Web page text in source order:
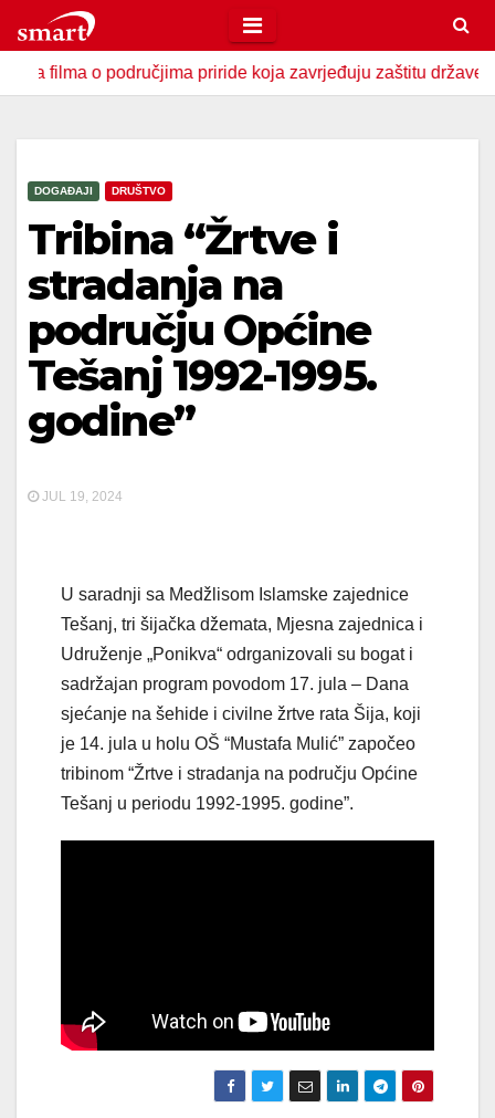
to
content
o područjima priride koja zavrjeđuju zaštitu države U
DOGAĐAJI DRUŠTVO
Tribina “Žrtve i
stradanja na
području Općine
Tešanj 1992-1995.
godine”
JUL 19, 2024
U saradnji sa Medžlisom Islamske zajednice
Tešanj, tri šijačka džemata, Mjesna zajednica i
Udruženje „Ponikva“ odrganizovali su bogat i
sadržajan program povodom 17. jula – Dana
sjećanje na šehide i civilne žrtve rata Šija, koji
je 14. jula u holu OŠ “Mustafa Mulić” započeo
tribinom “Žrtve i stradanja na području Općine
Tešanj u periodu 1992-1995. godine”.